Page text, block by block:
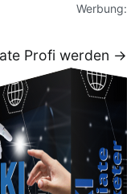
Werbung:
Profi werden →